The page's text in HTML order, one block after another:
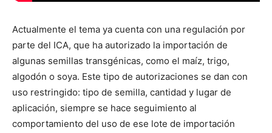
Actualmente el tema ya cuenta con una regulación por
parte del ICA, que ha autorizado la importación de
algunas semillas transgénicas, como el maíz, trigo,
algodón o soya. Este tipo de autorizaciones se dan con
uso restringido: tipo de semilla, cantidad y lugar de
aplicación, siempre se hace seguimiento al
comportamiento del uso de ese lote de importación